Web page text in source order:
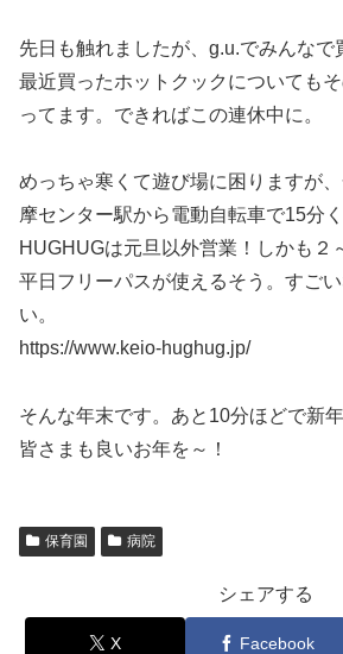
先日も触れましたが、g.u.でみんなで
最近買ったホットクックについても
ってます。できればこの連休中に。
めっちゃ寒くて遊び場に困りますが
摩センター駅から電動自転車で15分
HUGHUGは元旦以外営業！しかも２
平日フリーパスが使えるそう。すご
い。
https://www.keio-hughug.jp/
そんな年末です。あと10分ほどで新年
皆さまも良いお年を～！
保育園 病院
シェアする
X Facebook